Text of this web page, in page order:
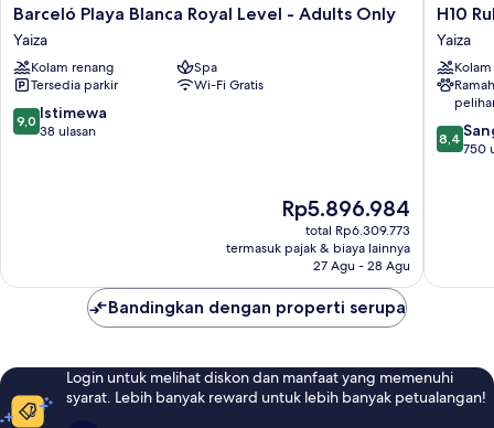
Barceló
Playa
Blanca
Royal
Level
-
Adults
Barceló Playa Blanca Royal Level - Adults Only
Yaiza
Kolam renang
Spa
Tersedia parkir
Wi-Fi Gratis
9.0
dari
9,0 Istimewa
38 ulasan
Harga
sekarang
Rp5.896.984
Rp5.896.984
total Rp6.309.773
termasuk pajak & biaya lainnya
27 Agu - 28 Agu
H10
Rubicón
Horizons
Yaiza
H10
Yaiza
8.4
dari
8,4
750
Bandingkan dengan properti serupa
Login untuk melihat diskon dan manfaat yang memenuhi
syarat. Lebih banyak reward untuk lebih banyak petualangan!